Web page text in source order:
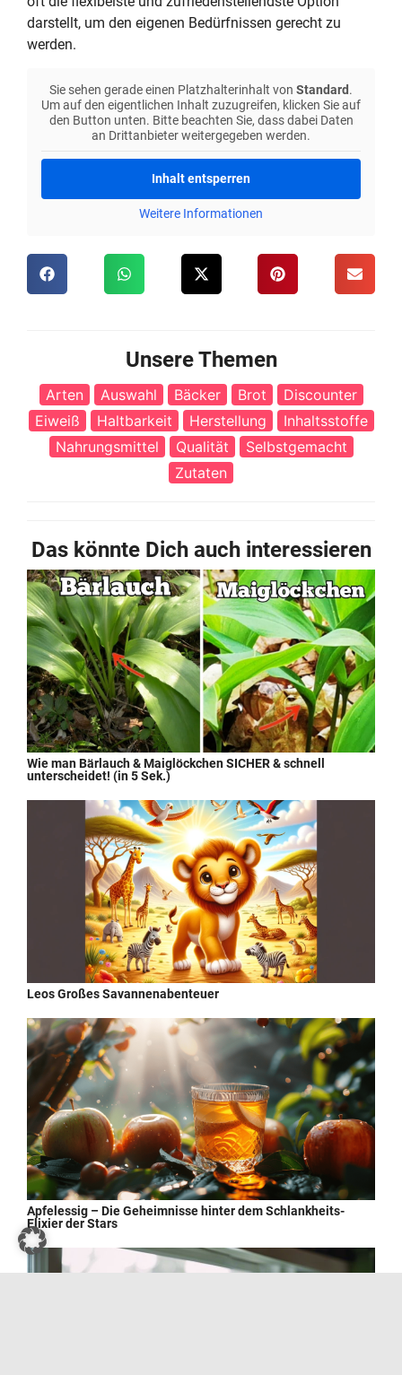
darstellt, um den eigenen Bedürfnissen gerecht zu
werden.
Sie sehen gerade einen Platzhalterinhalt von Standard.
Um auf den eigentlichen Inhalt zuzugreifen, klicken Sie auf
den Button unten. Bitte beachten Sie, dass dabei Daten
an Drittanbieter weitergegeben werden.
Inhalt entsperren
Weitere Informationen
Unsere Themen
Arten Auswahl Bäcker Brot
Discounter
Eiweiß
Haltbarkeit Herstellung
Inhaltsstoffe
Nahrungsmittel
Qualität
Selbstgemacht
Zutaten
Das könnte Dich auch interessieren
Wie man Bärlauch & Maiglöckchen SICHER & schnell
unterscheidet! (in 5 Sek.)
Leos Großes Savannenabenteuer
Apfelessig – Die Geheimnisse hinter dem Schlankheits-
Elixier der Stars